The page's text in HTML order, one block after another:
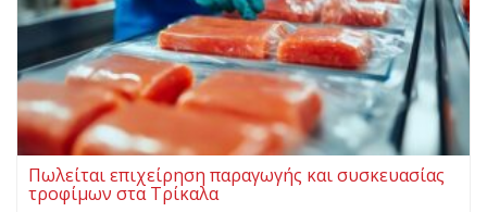
Πωλείται επιχείρηση παραγωγής και συσκευασίας
τροφίμων στα Τρίκαλα